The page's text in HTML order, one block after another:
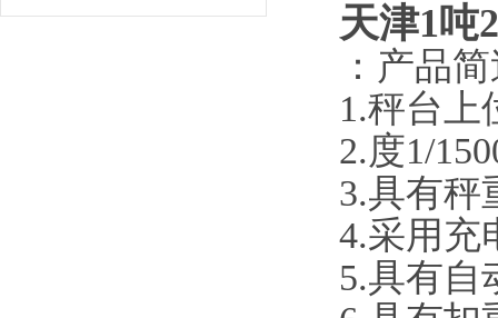
天津1吨
：产品
1.秤台上
2.度1/
3.具有秤
4.采用充
5.具有自